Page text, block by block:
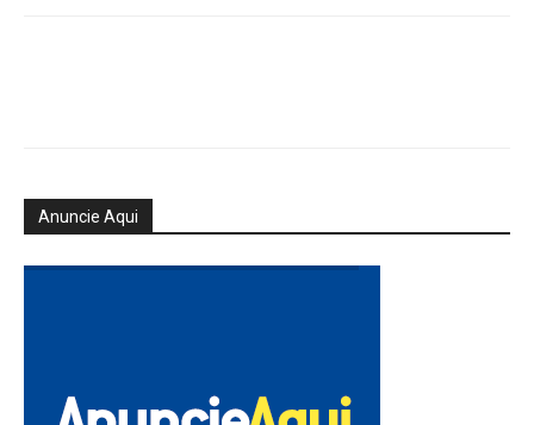
Anuncie Aqui